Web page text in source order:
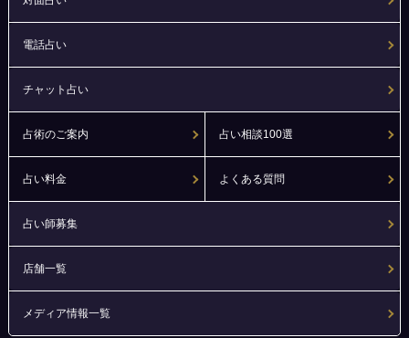
電話占い
チャット占い
占術のご案内 占い相談100選
占い料金 よくある質問
占い師募集
店舗一覧
メディア情報一覧